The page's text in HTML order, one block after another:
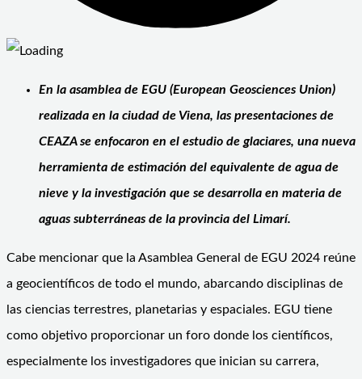
En la asamblea de EGU (European Geosciences Union)
realizada en la ciudad de Viena, las presentaciones de
CEAZA se enfocaron en el estudio de glaciares, una nueva
herramienta de estimación del equivalente de agua de
nieve y la investigación que se desarrolla en materia de
aguas subterráneas de la provincia del Limarí.
Cabe mencionar que la Asamblea General de EGU 2024 reúne
a geocientíficos de todo el mundo, abarcando disciplinas de
las ciencias terrestres, planetarias y espaciales. EGU tiene
como objetivo proporcionar un foro donde los científicos,
especialmente los investigadores que inician su carrera,